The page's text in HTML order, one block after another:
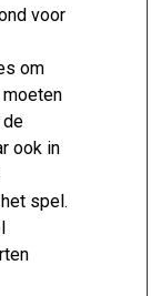
voor
om
de
ook in
spel.